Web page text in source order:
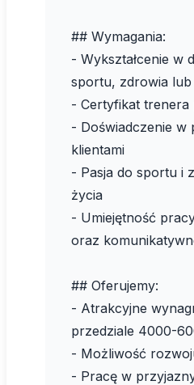
## Wymagania:
- Wykształcenie w
sportu, zdrowia
- Certyfikat trenera
- Doświadczenie w
klientami
- Pasja do sportu i
życia
- Umiejętność
oraz
## Oferujemy:
- Atrakcyjne
przedziale 4000-
- Możliwość
- Pracę w